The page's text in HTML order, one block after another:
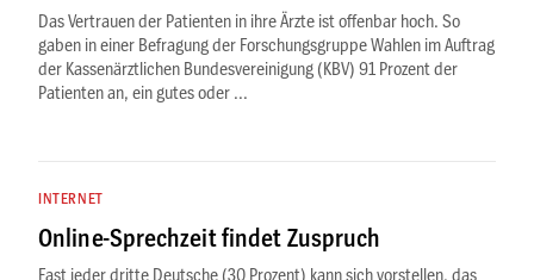
Das Vertrauen der Patienten in ihre Ärzte ist offenbar hoch. So
gaben in einer Befragung der Forschungsgruppe Wahlen im Auftrag
der Kassenärztlichen Bundesvereinigung (KBV) 91 Prozent der
Patienten an, ein gutes oder ...
INTERNET
Online-Sprechzeit findet Zuspruch
Fast jeder dritte Deutsche (30 Prozent) kann sich vorstellen, das